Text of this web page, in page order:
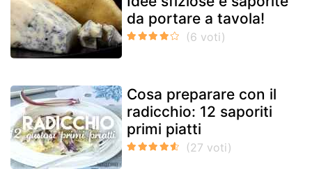
da portare a tavola!
Cosa preparare con il
radicchio: 12 saporiti
primi piatti